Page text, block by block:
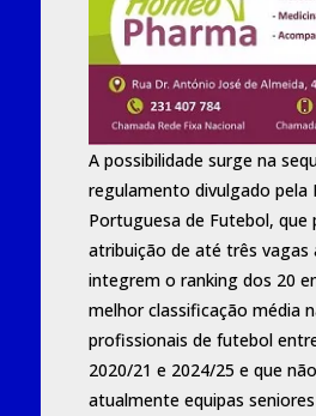
A possibilidade surge na
regulamento divulgado pela
Portuguesa de Futebol, que
atribuição de até três vagas
integrem o ranking dos 20
melhor classificação média
profissionais de futebol
2020/21 e 2024/25 e que
atualmente equipas